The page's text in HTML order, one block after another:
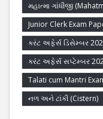
મહાત્મા ગાંધીજી
Junior Clerk Exam
કરંટ અફેર્સ ડિસેમ્બર
કરંટ અફેર્સ સપ્ટેમ્બર
Talati cum Mantri
નળ અને ટાંકી (Cistern)